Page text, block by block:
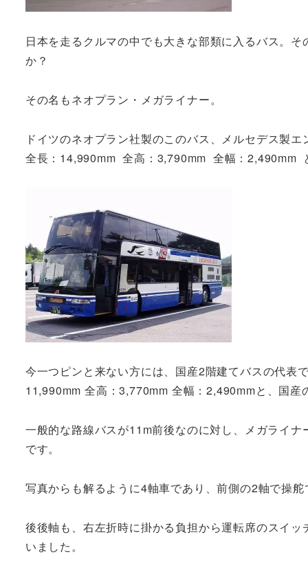
日本を走るクルマの中でも大きな部類に入るバス。
か？
その名もネオプラン・メガライナー。
ドイツのネオプラン社製のこのバス、メルセデス製
全長：14,990mm 全高：3,790mm 全幅：2,490mm
今一つピンと来ない方には、国産2階建てバスの代表
11,990mm 全高：3,770mm 全幅：2,490mmと、国
一般的な路線バスが11m前後なのに対し、メガライ
です。
写真からも解るように4軸車であり、前側の2軸で操
後後軸も、右左折時に掛かる負担から運転席のスイ
いました。